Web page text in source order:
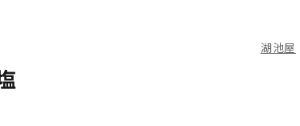
湖池屋